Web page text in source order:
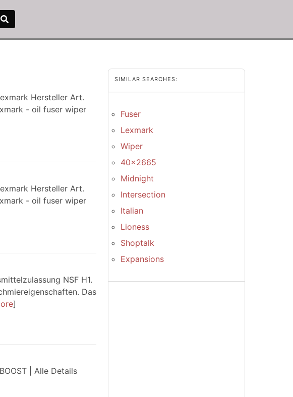
Hersteller Art.
- oil fuser wiper
Hersteller Art.
- oil fuser wiper
NSF H1.
Das
| Alle Details
SIMILAR SEARCHES:
Fuser
Lexmark
Wiper
40x2665
Midnight
Intersection
Italian
Lioness
Shoptalk
Expansions